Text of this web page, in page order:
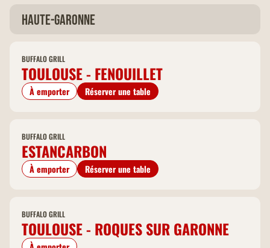
Haute-Garonne
BUFFALO GRILL
TOULOUSE - FENOUILLET
À emporter Réserver une table
BUFFALO GRILL
ESTANCARBON
À emporter Réserver une table
BUFFALO GRILL
TOULOUSE - ROQUES SUR GARONNE